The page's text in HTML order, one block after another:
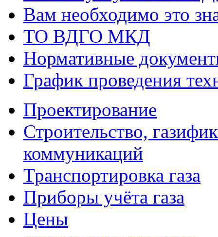
Вам необходимо это
ТО ВДГО МКД
Нормативные
График проведения
Проектирование
Строительство,
коммуникаций
Транспортировка газа
Приборы учёта газа
Цены